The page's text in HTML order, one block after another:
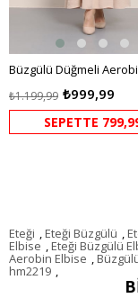
₺999,99
₺1.199,99
SEPETTE
Eteği
Eteği Büzgülü
Elbise Eteği Büzgülü
Aerobin Elbise
hm2219